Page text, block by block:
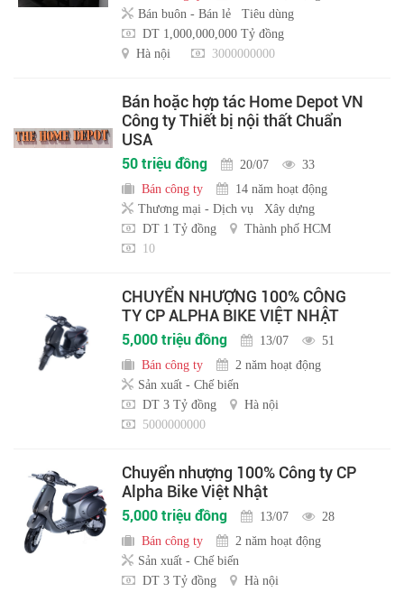
Bán buôn - Bán lẻ
Tiêu dùng
DT 1,000,000,000 Tỷ đồng
Hà nội
3000000000
Bán hoặc hợp tác Home Depot VN
Công ty Thiết bị nội thất Chuẩn
USA
50 triệu đồng 20/07
33
Bán công ty
14 năm hoạt động
Thương mại - Dịch vụ
Xây dựng
DT 1 Tỷ đồng
Thành phố HCM
10
CHUYỂN NHƯỢNG 100% CÔNG
TY CP ALPHA BIKE VIỆT NHẬT
5,000 triệu đồng 13/07
51
Bán công ty
2 năm hoạt động
Sản xuất - Chế biến
DT 3 Tỷ đồng
Hà nội
5000000000
Chuyển nhượng 100% Công ty CP
Alpha Bike Việt Nhật
5,000 triệu đồng 13/07
28
Bán công ty
2 năm hoạt động
Sản xuất - Chế biến
DT 3 Tỷ đồng
Hà nội